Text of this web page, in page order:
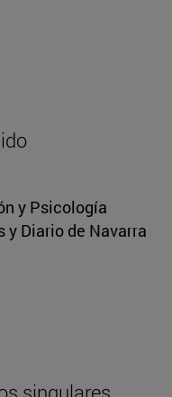
y Psicología
y Diario de Navarra